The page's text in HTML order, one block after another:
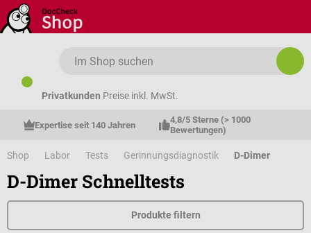
Zum Hauptinhalt springen
Privatkunden Preise inkl. MwSt.
Expertise seit 140 Jahren
4,8/5 Sterne (> 1000
Bewertungen)
Shop Labor Tests Gerinnungsdiagnostik D-Dimer
D-Dimer Schnelltests
Produkte filtern